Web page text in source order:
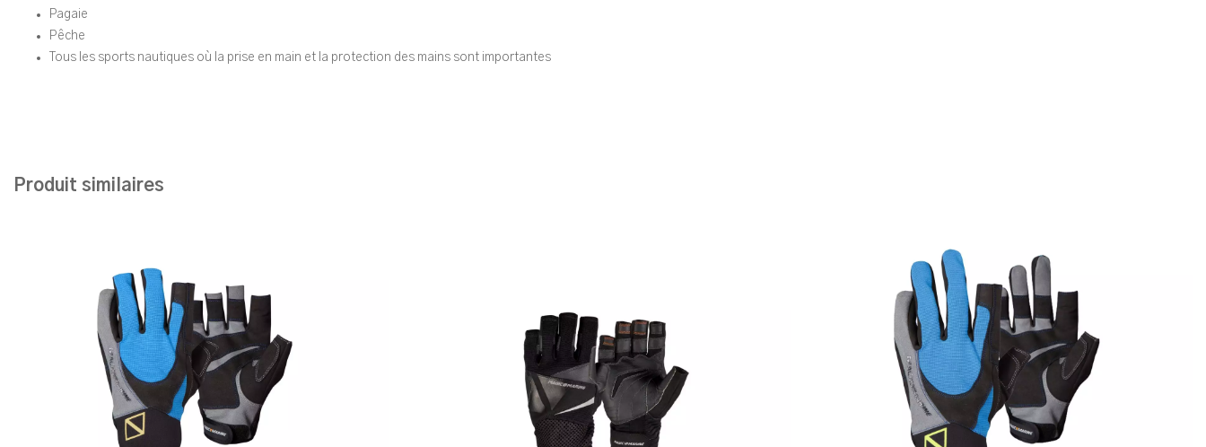
Pagaie
Pêche
Tous les sports nautiques où la prise en main et la protection des mains sont importantes
Produit similaires